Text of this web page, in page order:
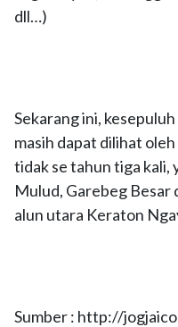
dll…)
Sekarang ini,
masih dapat dilihat
tidak se tahun tiga kali,
Mulud, Garebeg Besar
alun utara Keraton
Sumber : http://